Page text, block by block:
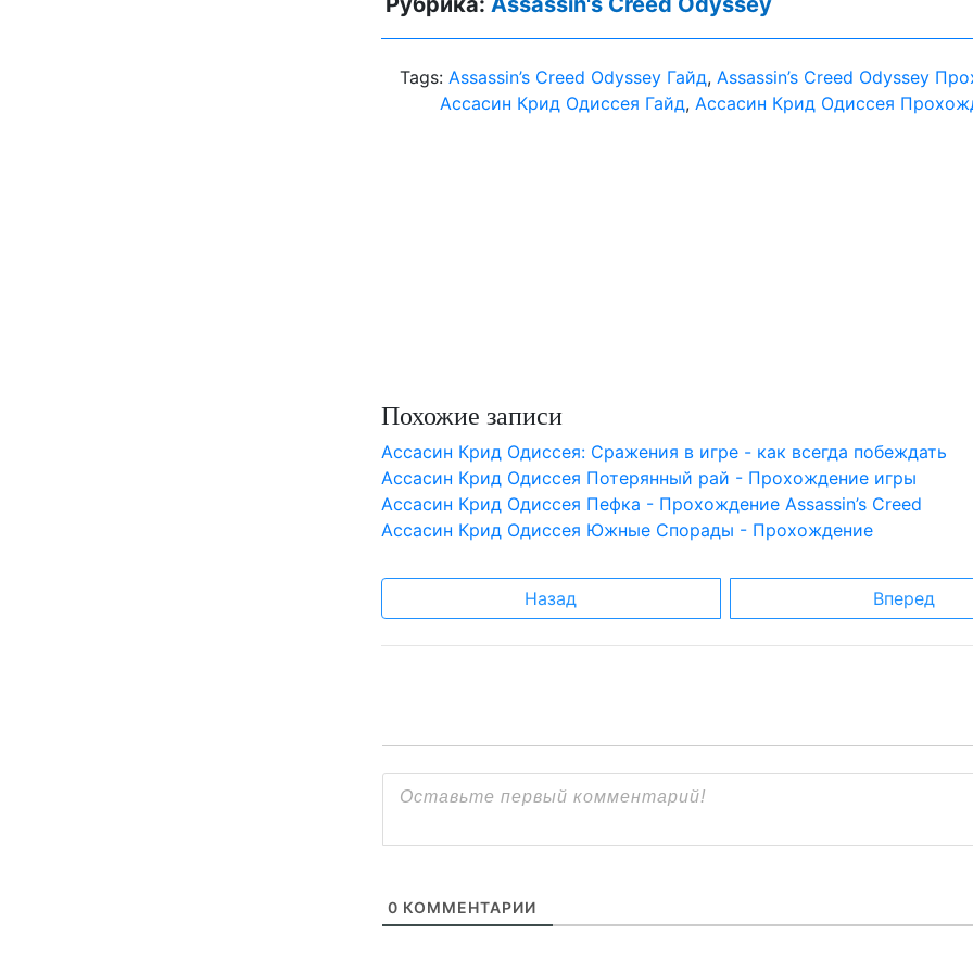
Tags: Assassin’s Creed Odyssey Гайд, Assassin’s Creed Odyssey
Aссасин Крид Одиссея Гайд, Aссасин Крид Одиссея
Похожие записи
Aссасин Крид Одиссея: Сражения в игре - как всегда побеждать
Aссасин Крид Одиссея Потерянный рай - Прохождение игры
Aссасин Крид Одиссея Пефка - Прохождение Assassin’s Creed
Aссасин Крид Одиссея Южные Спорады - Прохождение
Назад Вперед
0 КОММЕНТАРИИ